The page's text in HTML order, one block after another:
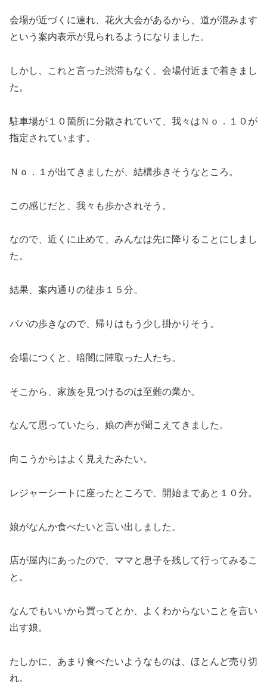
会場が近づくに連れ、花火大会があるから、道が混みます
という案内表示が見られるようになりました。
しかし、これと言った渋滞もなく、会場付近まで着きまし
た。
駐車場が１０箇所に分散されていて、我々はＮｏ．１０が
指定されています。
Ｎｏ．１が出てきましたが、結構歩きそうなところ。
この感じだと、我々も歩かされそう。
なので、近くに止めて、みんなは先に降りることにしまし
た。
結果、案内通りの徒歩１５分。
パパの歩きなので、帰りはもう少し掛かりそう。
会場につくと、暗闇に陣取った人たち。
そこから、家族を見つけるのは至難の業か。
なんて思っていたら、娘の声が聞こえてきました。
向こうからはよく見えたみたい。
レジャーシートに座ったところで、開始まであと１０分。
娘がなんか食べたいと言い出しました。
店が屋内にあったので、ママと息子を残して行ってみるこ
と。
なんでもいいから買ってとか、よくわからないことを言い
出す娘。
たしかに、あまり食べたいようなものは、ほとんど売り切
れ。